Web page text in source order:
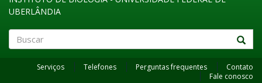
UBERLÂNDIA
Serviços Telefones Perguntas frequentes
Contato
Fale conosco